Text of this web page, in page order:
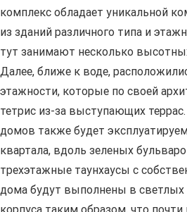
комплекс обладает уникальной
из зданий различного типа и
тут занимают несколько
Далее, ближе к воде,
этажности, которые по своей
тетрис из-за выступающих
домов также будет
квартала, вдоль зеленых
трехэтажные таунхаусы с
дома будут выполнены в светлых